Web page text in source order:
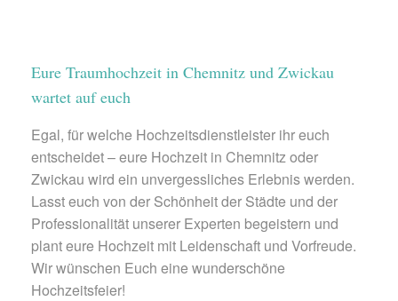
Eure Traumhochzeit in Chemnitz und Zwickau
wartet auf euch
Egal, für welche Hochzeitsdienstleister ihr euch
entscheidet – eure Hochzeit in Chemnitz oder
Zwickau wird ein unvergessliches Erlebnis werden.
Lasst euch von der Schönheit der Städte und der
Professionalität unserer Experten begeistern und
plant eure Hochzeit mit Leidenschaft und Vorfreude.
Wir wünschen Euch eine wunderschöne
Hochzeitsfeier!